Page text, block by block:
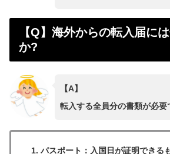
【Q】海外からの転入届に
か?
【A】
転入する全員分の書類が必要
パスポート：入国日が証明できる